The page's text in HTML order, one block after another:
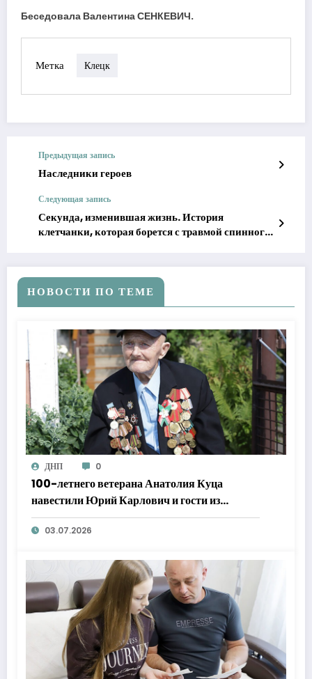
Беседовала Валентина СЕНКЕВИЧ.
Метка Клецк
Предыдущая запись
Наследники героев
Следующая запись
Секунда, изменившая жизнь. История
клетчанки, которая борется с травмой спинного
НОВОСТИ ПО ТЕМЕ
ДНП 0
100-летнего ветерана Анатолия Куца
навестили Юрий Карлович и гости из
Каширы
03.07.2026